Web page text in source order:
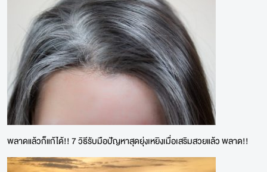
พลาดแล้วก็แก้ได้!! 7 วิธีรับมือปัญหาสุดยุ่งเหยิงเมื่อเสริมสวยแล้ว พลาด!!